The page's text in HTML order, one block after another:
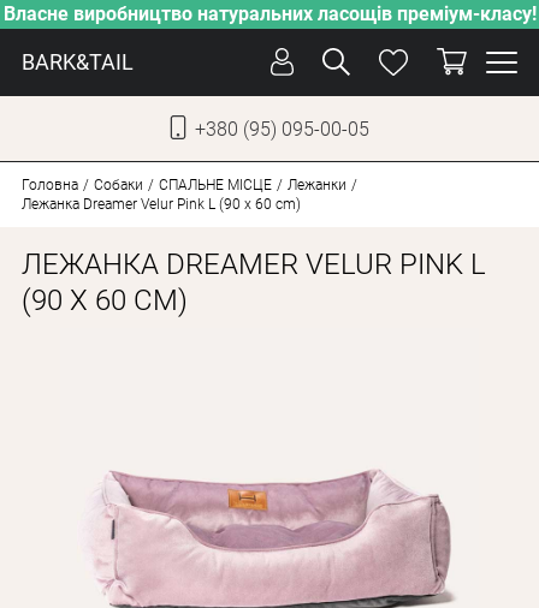
Власне виробництво натуральних ласощів преміум-класу!
BARK&TAIL
+380 (95) 095-00-05
ДОГЛЯД
ДЛЯ СОБАК
Оплата і доставка
Програма лояльності
Головна Собаки СПАЛЬНЕ МІСЦЕ
Лежанки
Лежанка Dreamer Velur Pink L (90 x 60 cm)
ЛЕЖАНКА DREAMER VELUR PINK L
(90 X 60 CM)